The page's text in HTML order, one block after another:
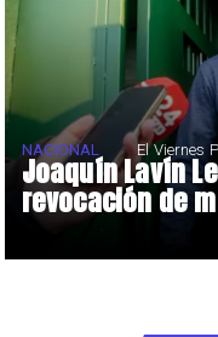
Joaquín Lavín
revocación de
NACIONAL El Viernes